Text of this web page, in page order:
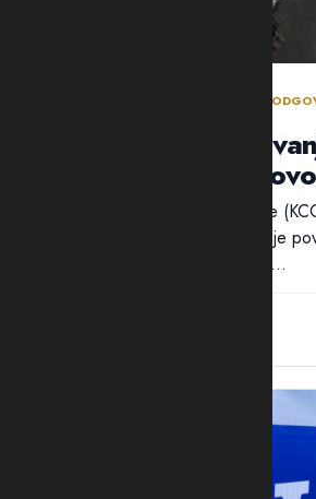
BEZBJEDNOSNI SEKTOR DANIMA NE
Policija ćuti o
ali traži ko je
Ni iz Kliničkog centra Crne Gore
odgovorili na pitanja Adrije da li je
policajcu B.B. ukazivana pomoć...